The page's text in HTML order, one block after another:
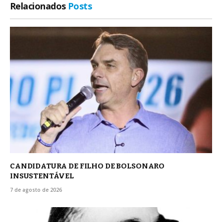
Relacionados Posts
CANDIDATURA DE FILHO DE BOLSONARO
INSUSTENTÁVEL
7 de agosto de 2026